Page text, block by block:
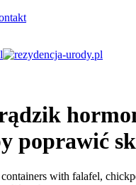
poprawić